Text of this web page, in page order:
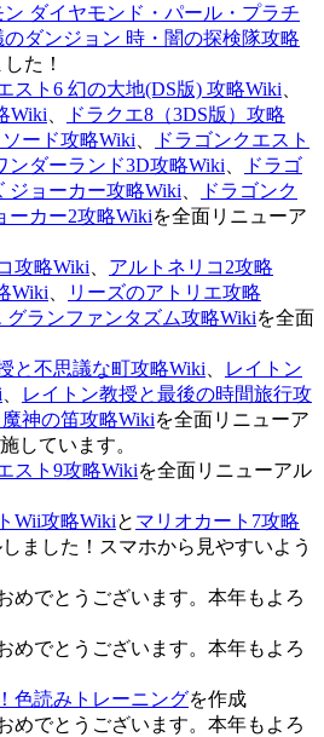
ン ダイヤモンド・パール・プラチ
ダンジョン 時・闇の探検隊攻略
た！
スト6 幻の大地(DS版) 攻略Wiki
Wiki
ドラクエ8（3DS版）攻略
ード攻略Wiki
ドラゴンクエスト
ンダーランド3D攻略Wiki
ドラゴ
ジョーカー攻略Wiki
ドラゴンク
ーカー2攻略Wikiを全面リニューア
攻略Wiki
アルトネリコ2攻略
Wiki
リーズのアトリエ攻略
グランファンタズム攻略Wikiを全面
と不思議な町攻略Wiki
レイトン
レイトン教授と最後の時間旅行攻
神の笛攻略Wikiを全面リニューア
しています。
スト9攻略Wikiを全面リニューアル
Wii攻略Wikiと マリオカート7攻略
ました！スマホから見やすいよう
めでとうございます。本年もよろ
めでとうございます。本年もよろ
色読みトレーニングを作成
めでとうございます。本年もよろ